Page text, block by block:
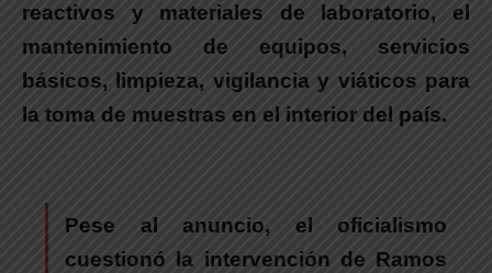
reactivos y materiales de laboratorio, el
mantenimiento de equipos, servicios
básicos, limpieza, vigilancia y viáticos para
la toma de muestras en el interior del país.
Pese al anuncio, el oficialismo
cuestionó la intervención de Ramos